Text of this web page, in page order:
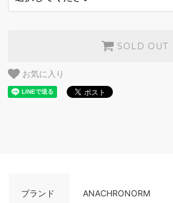
SOLD OUT
お気に入り
ブランド ANACHRONORM